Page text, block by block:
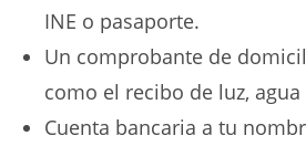
INE o pasaporte.
Un comprobante de
como el recibo de luz,
Cuenta bancaria a tu